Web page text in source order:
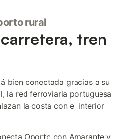
rural
tren
bien conectada gracias a su
la red ferroviaria portuguesa
la costa con el interior
Oporto con Amarante y